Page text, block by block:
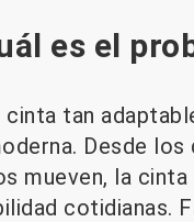
es el
cinta tan
Desde
mueven, la
cotidianas.